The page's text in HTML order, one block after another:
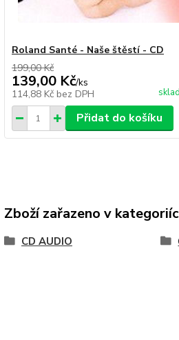
Roland Santé - Naše štěstí - CD
199,00 Kč
139,00 Kč/ks
114,88 Kč bez DPH
Přidat do košíku
Zboží zařazeno v
CD AUDIO